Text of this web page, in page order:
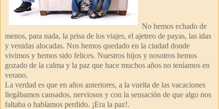
No hemos echado de
menos, para nada, la prisa de los viajes, el ajetreo de payas, las idas
y venidas alocadas. Nos hemos quedado en la ciudad donde
vivimos y hemos sido felices. Nuestros hijos y nosotros hemos
gozado de la calma y la paz que hace muchos años no teníamos en
verano.
La verdad es que en años anteriores, a la vuelta de las vacaciones
llegábamos cansados, nerviosos y con la sensación de que algo nos
faltaba o habíamos perdido. ¡Era la paz!.